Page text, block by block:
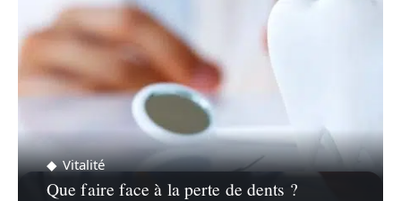
Vitalité
Que faire face à la perte de dents ?